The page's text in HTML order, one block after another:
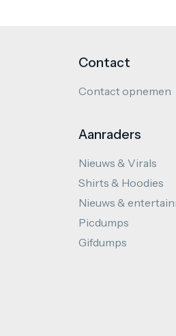
Contact
Contact opnemen
Aanraders
Nieuws & Virals
Shirts & Hoodies
Nieuws &
Picdumps
Gifdumps